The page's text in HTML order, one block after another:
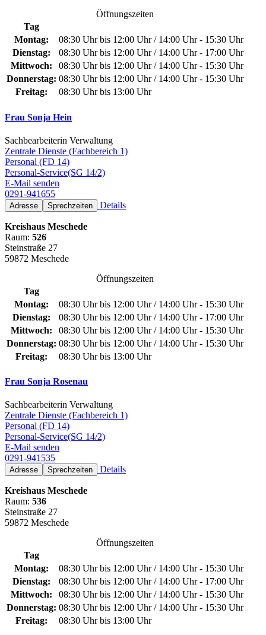
Öffnungszeiten
Tag
Montag:
08:30 Uhr bis 12:00 Uhr / 14:00 Uhr - 15:30 Uhr
Dienstag:
08:30 Uhr bis 12:00 Uhr / 14:00 Uhr - 17:00 Uhr
Mittwoch:
08:30 Uhr bis 12:00 Uhr / 14:00 Uhr - 15:30 Uhr
Donnerstag: 08:30 Uhr bis 12:00 Uhr / 14:00 Uhr - 15:30 Uhr
Freitag:
08:30 Uhr bis 13:00 Uhr
Frau Sonja Hein
Sachbearbeiterin Verwaltung
Zentrale Dienste (Fachbereich 1)
Personal (FD 14)
Personal-Service(SG 14/2)
E-Mail senden
0291-941655
Adresse Sprechzeiten Details
Kreishaus Meschede
Raum: 526
Steinstraße 27
59872 Meschede
Öffnungszeiten
Tag
Montag:
08:30 Uhr bis 12:00 Uhr / 14:00 Uhr - 15:30 Uhr
Dienstag:
08:30 Uhr bis 12:00 Uhr / 14:00 Uhr - 17:00 Uhr
Mittwoch:
08:30 Uhr bis 12:00 Uhr / 14:00 Uhr - 15:30 Uhr
Donnerstag: 08:30 Uhr bis 12:00 Uhr / 14:00 Uhr - 15:30 Uhr
Freitag:
08:30 Uhr bis 13:00 Uhr
Frau Sonja Rosenau
Sachbearbeiterin Verwaltung
Zentrale Dienste (Fachbereich 1)
Personal (FD 14)
Personal-Service(SG 14/2)
E-Mail senden
0291-941535
Adresse Sprechzeiten Details
Kreishaus Meschede
Raum: 536
Steinstraße 27
59872 Meschede
Öffnungszeiten
Tag
Montag:
08:30 Uhr bis 12:00 Uhr / 14:00 Uhr - 15:30 Uhr
Dienstag:
08:30 Uhr bis 12:00 Uhr / 14:00 Uhr - 17:00 Uhr
Mittwoch:
08:30 Uhr bis 12:00 Uhr / 14:00 Uhr - 15:30 Uhr
Donnerstag: 08:30 Uhr bis 12:00 Uhr / 14:00 Uhr - 15:30 Uhr
Freitag:
08:30 Uhr bis 13:00 Uhr